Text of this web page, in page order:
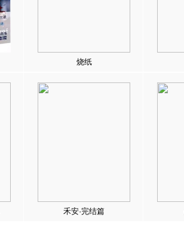
烧纸
禾安·完结篇